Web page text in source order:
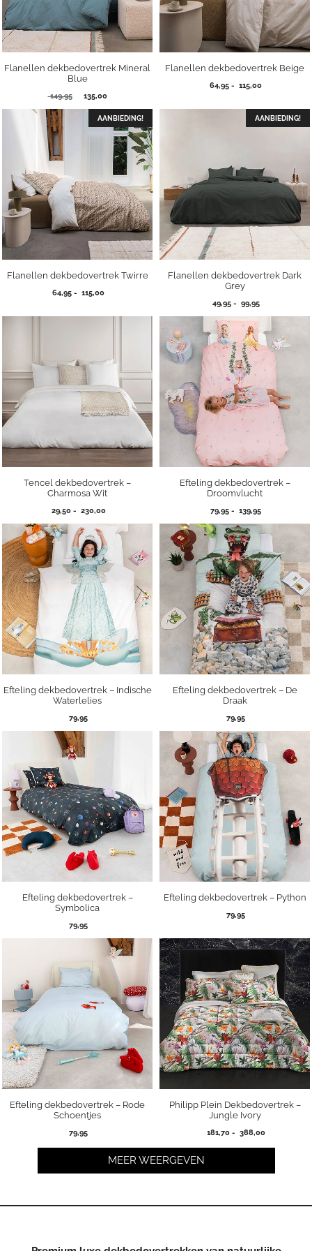
Flanellen dekbedovertrek Mineral
Blue
149,95
Oorspronkelijke
149,95.
135,00Huidige
is:
135,00.
Flanellen dekbedovertrek Beige
64,95 - 115,00Prijsklasse:
tot
115,00
AANBIEDING!
Flanellen dekbedovertrek Twirre
64,95 - 115,00Prijsklasse:
tot
AANBIEDING!
Flanellen dekbedovertrek Dark
Grey
49,95 - 99,95Prijsklasse:
99,95
Tencel dekbedovertrek –
Charmosa Wit
29,50 - 230,00Prijsklasse:
tot
230,00
Efteling dekbedovertrek –
Droomvlucht
79,95 - 139,95Prijsklasse:
tot
139,95
Efteling dekbedovertrek – Indische
Waterlelies
79,95
Efteling dekbedovertrek – De
Draak
79,95
Efteling dekbedovertrek –
Symbolica
79,95
Efteling dekbedovertrek – Python
79,95
Efteling dekbedovertrek – Rode
Schoentjes
79,95
Philipp Plein Dekbedovertrek –
Jungle Ivory
181,70 - 388,00Prijsklasse:
MEER WEERGEVEN